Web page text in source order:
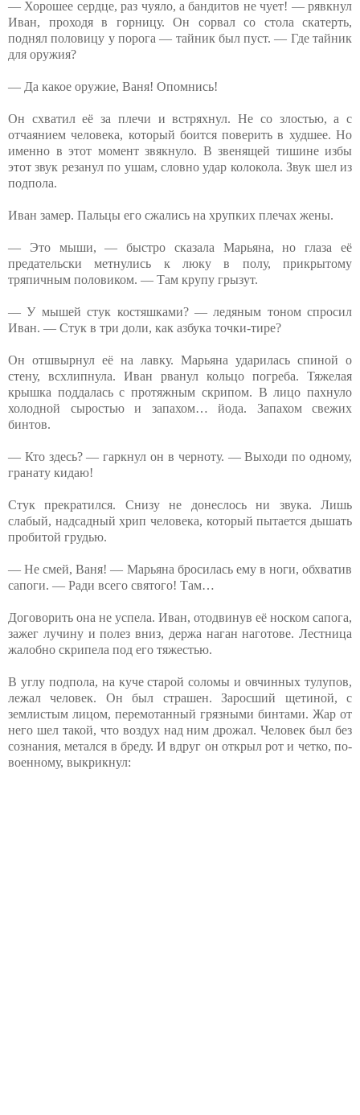
— Хорошее сердце, раз чуяло, а бандитов не чует! — рявкнул
Иван, проходя в горницу. Он сорвал со стола скатерть,
поднял половицу у порога — тайник был пуст. — Где тайник
для оружия?
— Да какое оружие, Ваня! Опомнись!
Он схватил её за плечи и встряхнул. Не со злостью, а с
отчаянием человека, который боится поверить в худшее. Но
именно в этот момент звякнуло. В звенящей тишине избы
этот звук резанул по ушам, словно удар колокола. Звук шел из
подпола.
Иван замер. Пальцы его сжались на хрупких плечах жены.
— Это мыши, — быстро сказала Марьяна, но глаза её
предательски метнулись к люку в полу, прикрытому
тряпичным половиком. — Там крупу грызут.
— У мышей стук костяшками? — ледяным тоном спросил
Иван. — Стук в три доли, как азбука точки-тире?
Он отшвырнул её на лавку. Марьяна ударилась спиной о
стену, всхлипнула. Иван рванул кольцо погреба. Тяжелая
крышка поддалась с протяжным скрипом. В лицо пахнуло
холодной сыростью и запахом… йода. Запахом свежих
бинтов.
— Кто здесь? — гаркнул он в черноту. — Выходи по одному,
гранату кидаю!
Стук прекратился. Снизу не донеслось ни звука. Лишь
слабый, надсадный хрип человека, который пытается дышать
пробитой грудью.
— Не смей, Ваня! — Марьяна бросилась ему в ноги, обхватив
сапоги. — Ради всего святого! Там…
Договорить она не успела. Иван, отодвинув её носком сапога,
зажег лучину и полез вниз, держа наган наготове. Лестница
жалобно скрипела под его тяжестью.
В углу подпола, на куче старой соломы и овчинных тулупов,
лежал человек. Он был страшен. Заросший щетиной, с
землистым лицом, перемотанный грязными бинтами. Жар от
него шел такой, что воздух над ним дрожал. Человек был без
сознания, метался в бреду. И вдруг он открыл рот и четко, по-
военному, выкрикнул: